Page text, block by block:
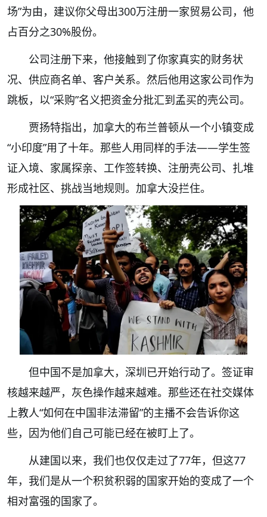
场”为由，建议你父母出300万注册一家贸易公司，他
占百分之30%股份。
公司注册下来，他接触到了你家真实的财务状
况、供应商名单、客户关系。然后他用这家公司作为
跳板，以“采购”名义把资金分批汇到孟买的壳公司。
贾扬特指出，加拿大的布兰普顿从一个小镇变成
“小印度”用了十年。那些人用同样的手法——学生签
证入境、家属探亲、工作签转换、注册壳公司、扎堆
形成社区、挑战当地规则。加拿大没拦住。
但中国不是加拿大，深圳已开始行动了。签证审
核越来越严，灰色操作越来越难。那些还在社交媒体
上教人“如何在中国非法滞留”的主播不会告诉你这
些，因为他们自己可能已经在被盯上了。
从建国以来，我们也仅仅走过了77年，但这77
年，我们是从一个积贫积弱的国家开始的变成了一个
相对富强的国家了。